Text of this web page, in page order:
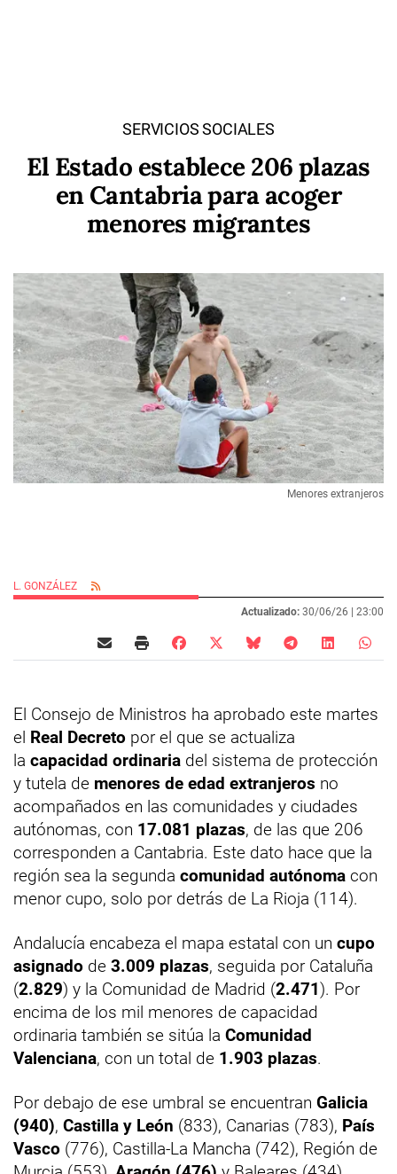
SERVICIOS SOCIALES
El Estado establece 206 plazas
en Cantabria para acoger
menores migrantes
Menores extranjeros
L. GONZÁLEZ
Actualizado: 30/06/26 | 23:00
El Consejo de Ministros ha aprobado este martes
el Real Decreto por el que se actualiza
la capacidad ordinaria del sistema de protección
y tutela de menores de edad extranjeros no
acompañados en las comunidades y ciudades
autónomas, con 17.081 plazas, de las que 206
corresponden a Cantabria. Este dato hace que la
región sea la segunda comunidad autónoma con
menor cupo, solo por detrás de La Rioja (114).
Andalucía encabeza el mapa estatal con un cupo
asignado de 3.009 plazas, seguida por Cataluña
(2.829) y la Comunidad de Madrid (2.471). Por
encima de los mil menores de capacidad
ordinaria también se sitúa la Comunidad
Valenciana, con un total de 1.903 plazas.
Por debajo de ese umbral se encuentran Galicia
(940), Castilla y León (833), Canarias (783), País
Vasco (776), Castilla-La Mancha (742), Región de